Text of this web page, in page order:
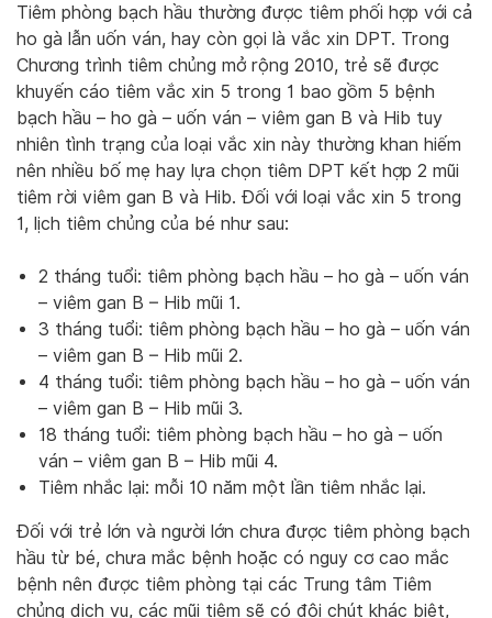
Tiêm phòng bạch hầu thường được tiêm phối hợp với cả
ho gà lẫn uốn ván, hay còn gọi là vắc xin DPT. Trong
Chương trình tiêm chủng mở rộng 2010, trẻ sẽ được
khuyến cáo tiêm vắc xin 5 trong 1 bao gồm 5 bệnh
bạch hầu – ho gà – uốn ván – viêm gan B và Hib tuy
nhiên tình trạng của loại vắc xin này thường khan hiếm
nên nhiều bố mẹ hay lựa chọn tiêm DPT kết hợp 2 mũi
tiêm rời viêm gan B và Hib. Đối với loại vắc xin 5 trong
1, lịch tiêm chủng của bé như sau:
2 tháng tuổi: tiêm phòng bạch hầu – ho gà – uốn ván
– viêm gan B – Hib mũi 1.
3 tháng tuổi: tiêm phòng bạch hầu – ho gà – uốn ván
– viêm gan B – Hib mũi 2.
4 tháng tuổi: tiêm phòng bạch hầu – ho gà – uốn ván
– viêm gan B – Hib mũi 3.
18 tháng tuổi: tiêm phòng bạch hầu – ho gà – uốn
ván – viêm gan B – Hib mũi 4.
Tiêm nhắc lại: mỗi 10 năm một lần tiêm nhắc lại.
Đối với trẻ lớn và người lớn chưa được tiêm phòng bạch
hầu từ bé, chưa mắc bệnh hoặc có nguy cơ cao mắc
bệnh nên được tiêm phòng tại các Trung tâm Tiêm
chủng dịch vụ, các mũi tiêm sẽ có đôi chút khác biệt,